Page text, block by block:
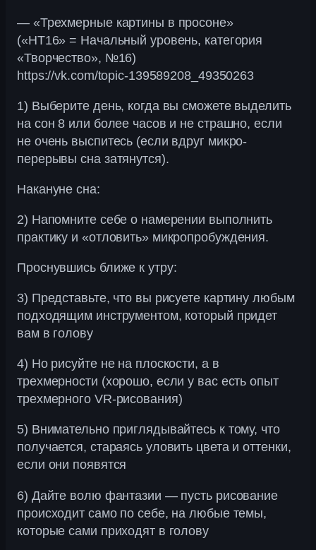
— «Трехмерные картины в просоне»
(«НТ16» = Начальный уровень, категория
«Творчество», №16)
https://vk.com/topic-139589208_49350263
1) Выберите день, когда вы сможете выделить
на сон 8 или более часов и не страшно, если
не очень выспитесь (если вдруг микро-
перерывы сна затянутся).
Накануне сна:
2) Напомните себе о намерении выполнить
практику и «отловить» микропробуждения.
Проснувшись ближе к утру:
3) Представьте, что вы рисуете картину любым
подходящим инструментом, который придет
вам в голову
4) Но рисуйте не на плоскости, а в
трехмерности (хорошо, если у вас есть опыт
трехмерного VR-рисования)
5) Внимательно приглядывайтесь к тому, что
получается, стараясь уловить цвета и оттенки,
если они появятся
6) Дайте волю фантазии — пусть рисование
происходит само по себе, на любые темы,
которые сами приходят в голову